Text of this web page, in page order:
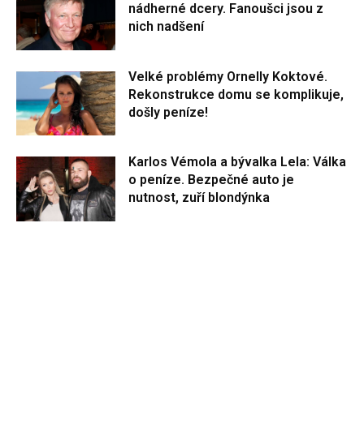
nádherné dcery. Fanoušci jsou z
nich nadšení
Velké problémy Ornelly Koktové.
Rekonstrukce domu se komplikuje,
došly peníze!
Karlos Vémola a bývalka Lela: Válka
o peníze. Bezpečné auto je
nutnost, zuří blondýnka